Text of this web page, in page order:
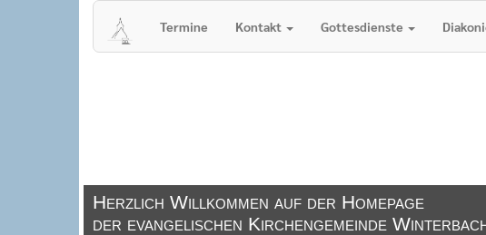
Termine Kontakt Gottesdienste
Herzlich Willkommen auf der Homepage
der evangelischen Kirchengemeinde